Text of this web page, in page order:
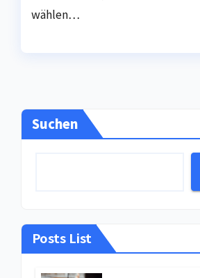
wählen…
Suchen
Posts List